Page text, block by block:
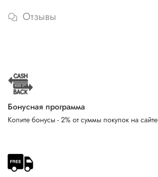
Отзывы
Бонусная программа
Копите бонусы - 2% от суммы покупок на сайте